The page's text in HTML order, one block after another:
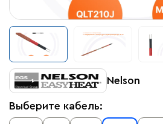
Nelson
Выберите кабель: